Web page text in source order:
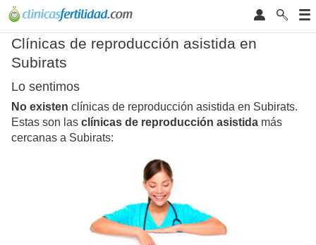
Clínicas de reproducción asistida en
Subirats
Lo sentimos
No existen clínicas de reproducción asistida en Subirats.
Estas son las clínicas de reproducción asistida más
cercanas a Subirats: